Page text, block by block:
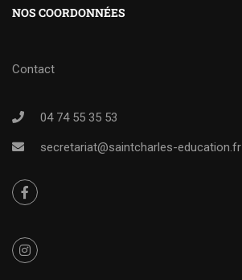
NOS COORDONNÉES
Contact
04 74 55 35 53
secretariat@saintcharles-education.fr